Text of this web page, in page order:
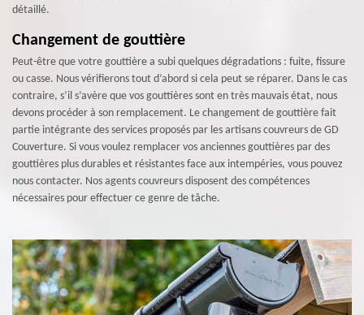
détaillé.
Changement de gouttière
Peut-être que votre gouttière a subi quelques dégradations : fuite, fissure
ou casse. Nous vérifierons tout d’abord si cela peut se réparer. Dans le cas
contraire, s’il s’avère que vos gouttières sont en très mauvais état, nous
devons procéder à son remplacement. Le changement de gouttière fait
partie intégrante des services proposés par les artisans couvreurs de GD
Couverture. Si vous voulez remplacer vos anciennes gouttières par des
gouttières plus durables et résistantes face aux intempéries, vous pouvez
nous contacter. Nos agents couvreurs disposent des compétences
nécessaires pour effectuer ce genre de tâche.